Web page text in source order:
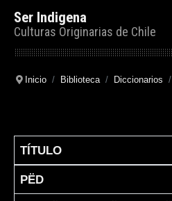
Ser Indigena
Culturas Originarias de Chile
Inicio Biblioteca Diccionarios
Articles
TÍTULO
PËD